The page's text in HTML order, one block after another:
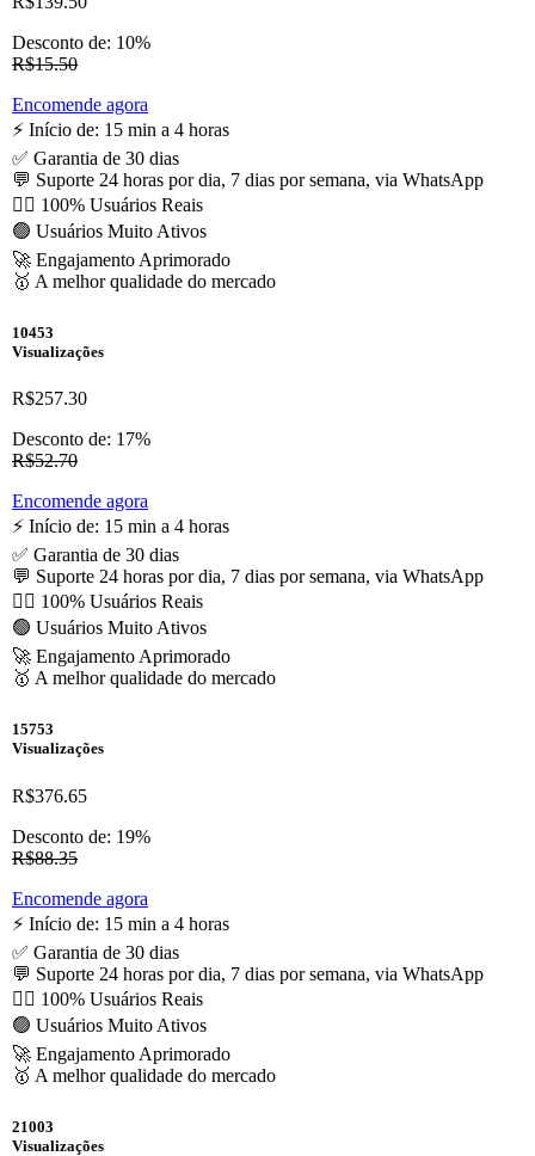
Desconto de: 10%
R$15.50
Encomende agora
⚡️ Início de: 15 min a 4 horas
✅ Garantia de 30 dias
💬 Suporte 24 horas por dia, 7 dias por semana, via WhatsApp
🙋‍♂️ 100% Usuários Reais
🟢 Usuários Muito Ativos
🚀 Engajamento Aprimorado
🥇 A melhor qualidade do mercado
10453
Visualizações
R$257.30
Desconto de: 17%
R$52.70
Encomende agora
⚡️ Início de: 15 min a 4 horas
✅ Garantia de 30 dias
💬 Suporte 24 horas por dia, 7 dias por semana, via WhatsApp
🙋‍♂️ 100% Usuários Reais
🟢 Usuários Muito Ativos
🚀 Engajamento Aprimorado
🥇 A melhor qualidade do mercado
15753
Visualizações
R$376.65
Desconto de: 19%
R$88.35
Encomende agora
⚡️ Início de: 15 min a 4 horas
✅ Garantia de 30 dias
💬 Suporte 24 horas por dia, 7 dias por semana, via WhatsApp
🙋‍♂️ 100% Usuários Reais
🟢 Usuários Muito Ativos
🚀 Engajamento Aprimorado
🥇 A melhor qualidade do mercado
21003
Visualizações